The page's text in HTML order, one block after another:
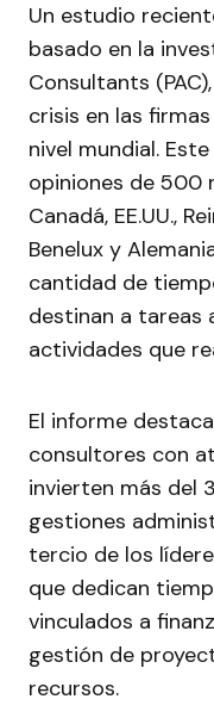
Un estudio
basado en la
Consultants
crisis en las
nivel mundial.
opiniones de 500
Canadá, EE.UU.,
Benelux y
cantidad de
destinan a tareas
actividades que
El informe
consultores con
invierten más del
gestiones
tercio de los
que dedican
vinculados a
gestión de
recursos.